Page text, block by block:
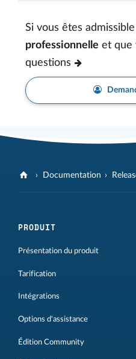
Si vous êtes admissible
professionnelle et que
questions
Documentation
PRODUIT
Présentation du produit
Tarification
Intégrations
Options d'assistance
Édition Community